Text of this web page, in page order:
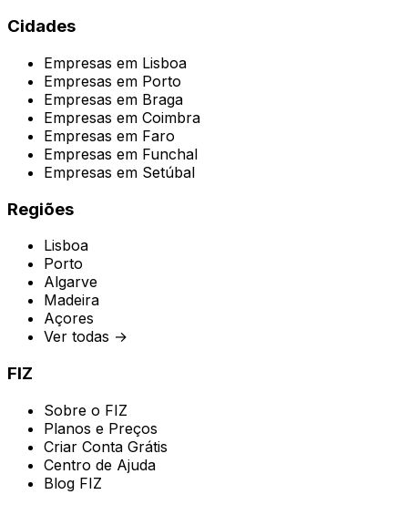
Cidades
Empresas em Lisboa
Empresas em Porto
Empresas em Braga
Empresas em Coimbra
Empresas em Faro
Empresas em Funchal
Empresas em Setúbal
Regiões
Lisboa
Porto
Algarve
Madeira
Açores
Ver todas →
FIZ
Sobre o FIZ
Planos e Preços
Criar Conta Grátis
Centro de Ajuda
Blog FIZ